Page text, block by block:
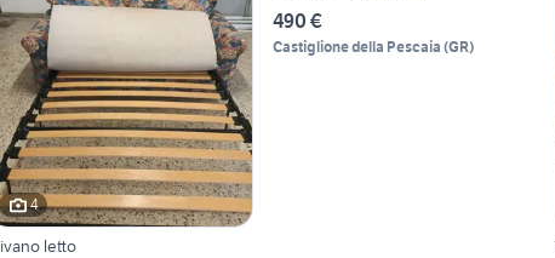
4
letto
490 €
Castiglione della Pescaia (GR)